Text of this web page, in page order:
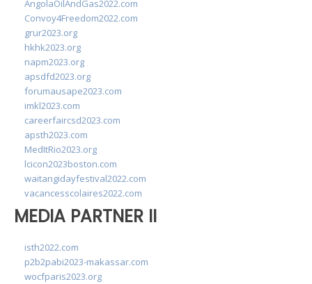
AngolaOilAndGas2022.com
Convoy4Freedom2022.com
grur2023.org
hkhk2023.org
napm2023.org
apsdfd2023.org
forumausape2023.com
imkl2023.com
careerfaircsd2023.com
apsth2023.com
MedItRio2023.org
lcicon2023boston.com
waitangidayfestival2022.com
vacancesscolaires2022.com
MEDIA PARTNER II
isth2022.com
p2b2pabi2023-makassar.com
wocfparis2023.org